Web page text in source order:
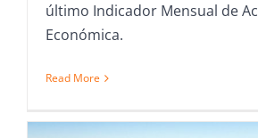
último Indicador Mensual de
Económica.
Read More